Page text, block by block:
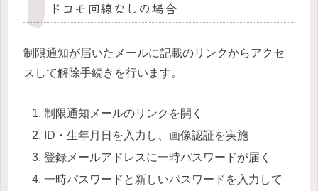
ドコモ回線なしの場合
制限通知が届いたメールに記載のリンクからアクセ
スして解除手続きを行います。
制限通知メールのリンクを開く
ID・生年月日を入力し、画像認証を実施
登録メールアドレスに一時パスワードが届く
一時パスワードと新しいパスワードを入力して